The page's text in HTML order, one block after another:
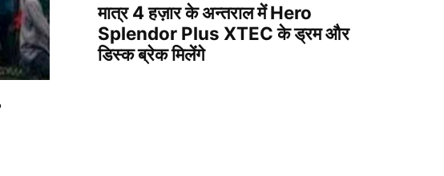
मात्र 4 हज़ार के अन्तराल में Hero
Splendor Plus XTEC के ड्रम और
डिस्क ब्रेक मिलेंगे